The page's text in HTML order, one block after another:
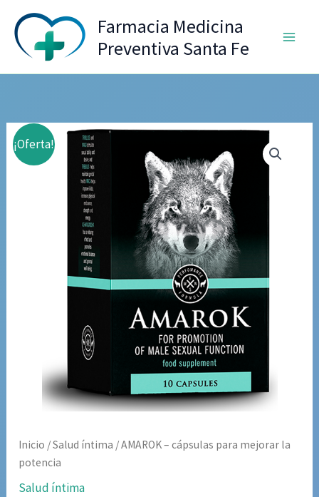
contenido
Farmacia Medicina
Preventiva Santa Fe
¡Oferta!
Inicio /Salud íntima / AMAROK – cápsulas para mejorar la
potencia
Salud íntima